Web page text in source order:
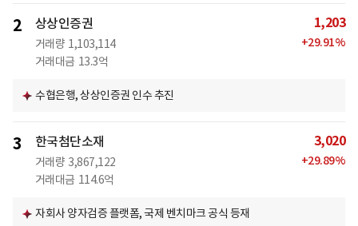
2 상상인증권
거래량 1,103,114
거래대금 13.3억
1,203
+29.91%
수협은행, 상상인증권 인수 추진
3 한국첨단소재
거래량 3,867,122
거래대금 114.6억
3,020
+29.89%
자회사 양자검증 플랫폼, 국제 벤치마크 공식 등재